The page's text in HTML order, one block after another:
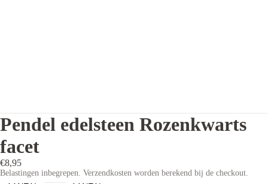
Pendel edelsteen Rozenkwarts
facet
€8,95
Belastingen inbegrepen. Verzendkosten worden berekend bij de checkout.